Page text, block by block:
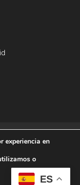
de Cookies
ES
experiencia en
o